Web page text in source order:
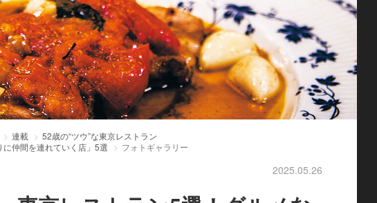
連載
52歳の“ツウ”な東京レストラン
仲間を連れていく店」5選
フォトギャラリー
2025.05.26